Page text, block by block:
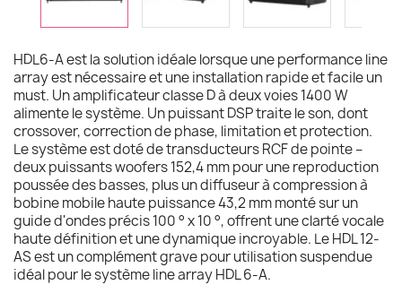
HDL6-A est la solution idéale lorsque une performance line
array est nécessaire et une installation rapide et facile un
must. Un amplificateur classe D à deux voies 1400 W
alimente le système. Un puissant DSP traite le son, dont
crossover, correction de phase, limitation et protection.
Le système est doté de transducteurs RCF de pointe –
deux puissants woofers 152,4 mm pour une reproduction
poussée des basses, plus un diffuseur à compression à
bobine mobile haute puissance 43,2 mm monté sur un
guide d'ondes précis 100 ° x 10 °, offrent une clarté vocale
haute définition et une dynamique incroyable. Le HDL 12-
AS est un complément grave pour utilisation suspendue
idéal pour le système line array HDL 6-A.